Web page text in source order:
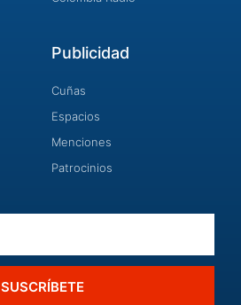
Publicidad
Cuñas
Espacios
Menciones
Patrocinios
SUSCRÍBETE